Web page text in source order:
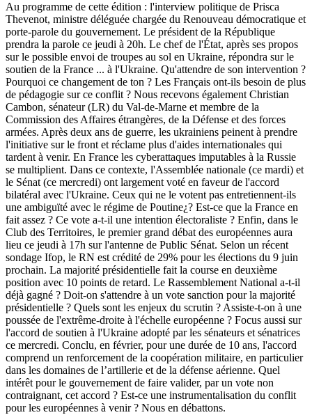
Au programme de cette édition : l'interview politique de Prisca
Thevenot, ministre déléguée chargée du Renouveau démocratique et
porte-parole du gouvernement. Le président de la République
prendra la parole ce jeudi à 20h. Le chef de l'État, après ses propos
sur le possible envoi de troupes au sol en Ukraine, répondra sur le
soutien de la France ... à l'Ukraine. Qu'attendre de son intervention ?
Pourquoi ce changement de ton ? Les Français ont-ils besoin de plus
de pédagogie sur ce conflit ? Nous recevons également Christian
Cambon, sénateur (LR) du Val-de-Marne et membre de la
Commission des Affaires étrangères, de la Défense et des forces
armées. Après deux ans de guerre, les ukrainiens peinent à prendre
l'initiative sur le front et réclame plus d'aides internationales qui
tardent à venir. En France les cyberattaques imputables à la Russie
se multiplient. Dans ce contexte, l'Assemblée nationale (ce mardi) et
le Sénat (ce mercredi) ont largement voté en faveur de l'accord
bilatéral avec l'Ukraine. Ceux qui ne le votent pas entretiennent-ils
une ambiguïté avec le régime de Poutine¿? Est-ce que la France en
fait assez ? Ce vote a-t-il une intention électoraliste ? Enfin, dans le
Club des Territoires, le premier grand débat des européennes aura
lieu ce jeudi à 17h sur l'antenne de Public Sénat. Selon un récent
sondage Ifop, le RN est crédité de 29% pour les élections du 9 juin
prochain. La majorité présidentielle fait la course en deuxième
position avec 10 points de retard. Le Rassemblement National a-t-il
déjà gagné ? Doit-on s'attendre à un vote sanction pour la majorité
présidentielle ? Quels sont les enjeux du scrutin ? Assiste-t-on à une
poussée de l'extrême-droite à l'échelle européenne ? Focus aussi sur
l'accord de soutien à l'Ukraine adopté par les sénateurs et sénatrices
ce mercredi. Conclu, en février, pour une durée de 10 ans, l'accord
comprend un renforcement de la coopération militaire, en particulier
dans les domaines de l’artillerie et de la défense aérienne. Quel
intérêt pour le gouvernement de faire valider, par un vote non
contraignant, cet accord ? Est-ce une instrumentalisation du conflit
pour les européennes à venir ? Nous en débattons.